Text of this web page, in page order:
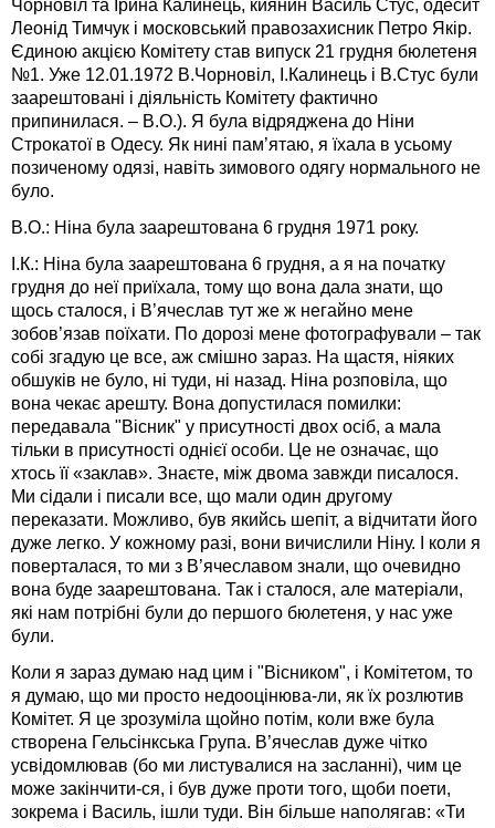
Чорновіл та Ірина Калинець, киянин Василь Стус, одесит
Леонід Тимчук і московський правозахисник Петро Якір.
Єдиною акцією Комітету став випуск 21 грудня бюлетеня
№1. Уже 12.01.1972 В.Чорновіл, І.Калинець і В.Стус були
заарештовані і діяльність Комітету фактично
припинилася. – В.О.). Я була відряджена до Ніни
Строкатої в Одесу. Як нині пам’ятаю, я їхала в усьому
позиченому одязі, навіть зимового одягу нормального не
було.
В.О.: Ніна була заарештована 6 грудня 1971 року.
І.К.: Ніна була заарештована 6 грудня, а я на початку
грудня до неї приїхала, тому що вона дала знати, що
щось сталося, і В’ячеслав тут же ж негайно мене
зобов’язав поїхати. По дорозі мене фотографували – так
собі згадую це все, аж смішно зараз. На щастя, ніяких
обшуків не було, ні туди, ні назад. Ніна розповіла, що
вона чекає арешту. Вона допустилася помилки:
передавала "Вісник" у присутності двох осіб, а мала
тільки в присутності однієї особи. Це не означає, що
хтось її «заклав». Знаєте, між двома завжди писалося.
Ми сідали і писали все, що мали один другому
переказати. Можливо, був якийсь шепіт, а відчитати його
дуже легко. У кожному разі, вони вичислили Ніну. І коли я
поверталася, то ми з В’ячеславом знали, що очевидно
вона буде заарештована. Так і сталося, але матеріали,
які нам потрібні були до першого бюлетеня, у нас уже
були.
Коли я зараз думаю над цим і "Вісником", і Комітетом, то
я думаю, що ми просто недооцінюва-ли, як їх розлютив
Комітет. Я це зрозуміла щойно потім, коли вже була
створена Гельсінкська Група. В’ячеслав дуже чітко
усвідомлював (бо ми листувалися на засланні), чим це
може закінчити-ся, і був дуже проти того, щоби поети,
зокрема і Василь, ішли туди. Він більше наполягав: «Ти